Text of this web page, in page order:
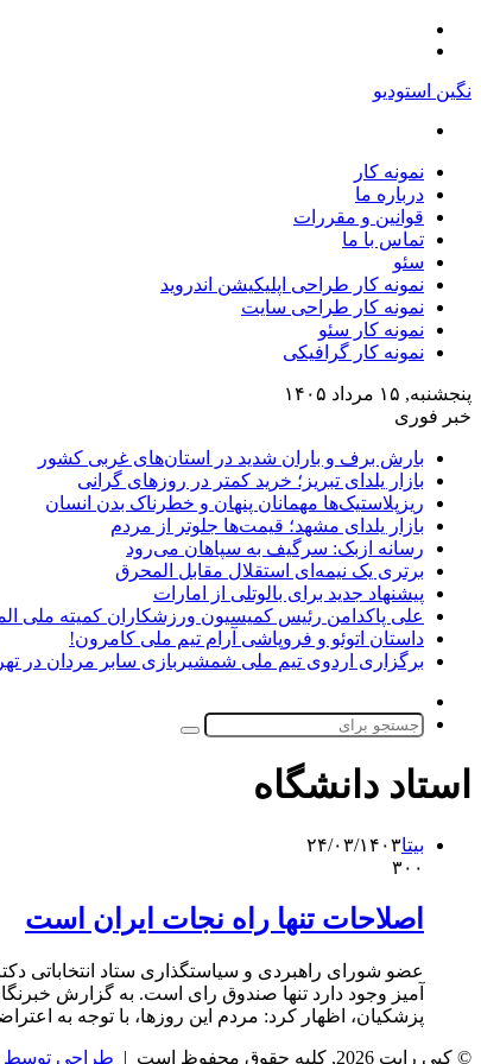
نگین استودیو
نمونه کار
درباره ما
قوانین و مقررات
تماس با ما
سئو
نمونه کار طراحی اپلیکیشن اندروید
نمونه کار طراحی سایت
نمونه کار سئو
نمونه کار گرافیکی
پنجشنبه, ۱۵ مرداد ۱۴۰۵
خبر فوری
بارش برف و باران شدید در استان‌های غربی کشور
بازار یلدای تبریز؛ خرید کمتر در روزهای گرانی
ریزپلاستیک‌ها مهمانان پنهان و خطرناک بدن انسان
بازار یلدای مشهد؛ قیمت‌ها جلوتر از مردم
رسانه ازبک: سرگیف به سپاهان می‌رود
برتری یک نیمه‌ای استقلال مقابل المحرق
پیشنهاد جدید برای بالوتلی از امارات
علی پاکدامن رئیس کمیسیون ورزشکاران کمیته ملی
داستان اتوئو و فروپاشی آرام تیم ملی کامرون!
برگزاری اردوی تیم ملی شمشیربازی سابر مردان در
پوسته
جستجو
استاد دانشگاه
بیتا۲۴/۰۳/۱۴۰۳
۳۰۰
اصلاحات تنها راه نجات ایران است
عضو شورای راهبردی و سیاستگذاری ستاد انتخاباتی
پزشکیان، اظهار کرد: مردم این روزها، با توجه به اعتراضات سال ۱۳۹۸ و اعتراضات جنبش زن زندگی آزادی،
© کپی رایت 2026, کلیه حقوق محفوظ است | طراحی توسط